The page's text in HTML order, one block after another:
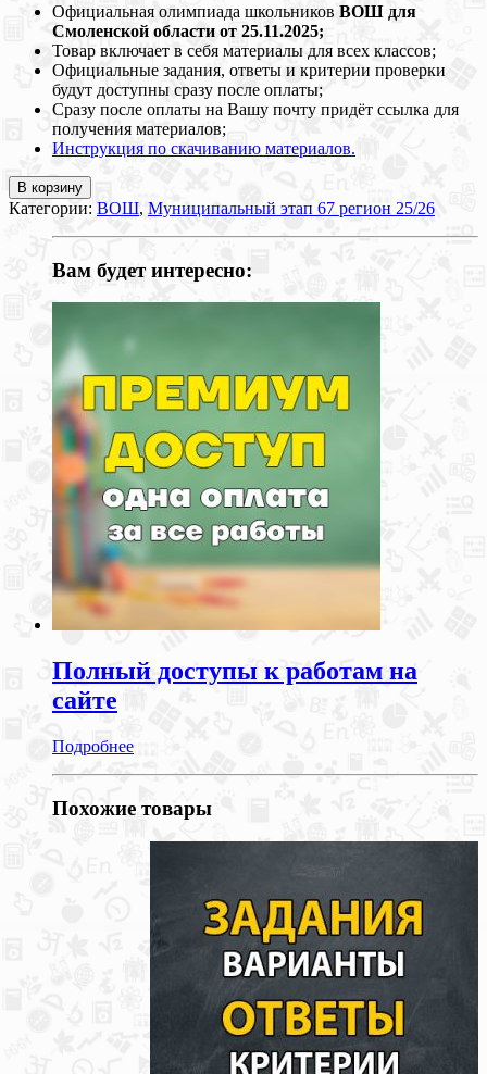
Официальная олимпиада школьников ВОШ для
Смоленской области от 25.11.2025;
Товар включает в себя материалы для всех классов;
Официальные задания, ответы и критерии проверки
будут доступны сразу после оплаты;
Сразу после оплаты на Вашу почту придёт ссылка для
получения материалов;
Инструкция по скачиванию материалов.
В корзину
Категории: ВОШ, Муниципальный этап 67 регион 25/26
Вам будет интересно:
Полный доступы к работам на
сайте
Подробнее
Похожие товары